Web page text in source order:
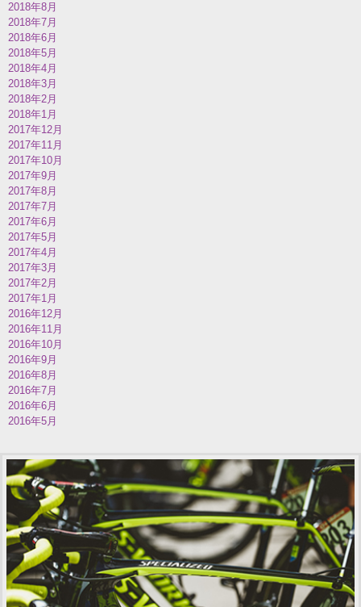
2018年8月
2018年7月
2018年6月
2018年5月
2018年4月
2018年3月
2018年2月
2018年1月
2017年12月
2017年11月
2017年10月
2017年9月
2017年8月
2017年7月
2017年6月
2017年5月
2017年4月
2017年3月
2017年2月
2017年1月
2016年12月
2016年11月
2016年10月
2016年9月
2016年8月
2016年7月
2016年6月
2016年5月